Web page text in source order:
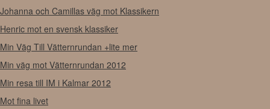
Johanna och Camillas väg mot Klassikern
Henric mot en svensk klassiker
Min Väg Till Vätternrundan +lite mer
Min väg mot Vätternrundan 2012
Min resa till IM i Kalmar 2012
Mot fina livet